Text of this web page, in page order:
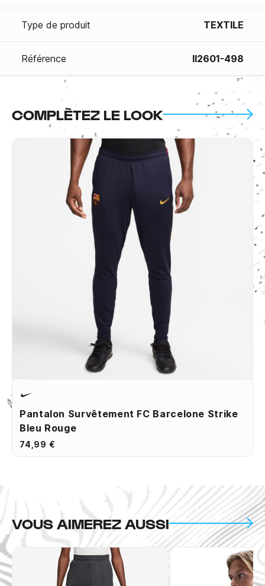
Type de produit TEXTILE
Référence II2601-498
COMPLÈTEZ LE LOOK
Pantalon Survêtement FC Barcelone Strike
Bleu Rouge
74,99 €
VOUS AIMEREZ AUSSI